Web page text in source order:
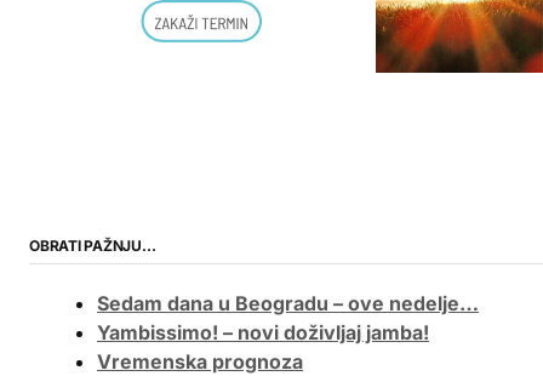
OBRATI PAŽNJU…
Sedam dana u Beogradu – ove nedelje…
Yambissimo! – novi doživljaj jamba!
Vremenska prognoza